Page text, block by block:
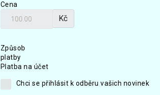
Cena
Kč
Způsob
platby
Platba na účet
Chci se přihlásit k odběru vašich novinek